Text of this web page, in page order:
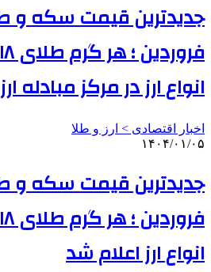
انواع ارز در مرکز مبادله ارز
اخبار اقتصادی > ارز و طلا
۱۴۰۴/۰۱/۰۵
انواع ارز اعلام شد